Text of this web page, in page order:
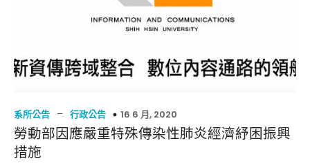
系所公告 – 行政公告 16 6 月, 2020
勞動部因應嚴重特殊傳染性肺炎經濟紓困振興
措施